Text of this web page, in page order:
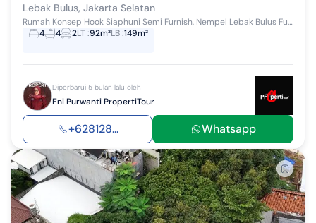
Lebak Bulus, Jakarta Selatan
Rumah Konsep Hook Siaphuni Semi Furnish, Nempel Lebak Bulus Full Bata Merah cluster exclusive ◦ Harga 2,7 M ⁃ Cicilan mulai 20 JT'an ⁃ Fre...
4
4 2LT:92m²LB:149m²
Diperbarui 5 bulan lalu oleh
Eni Purwanti PropertiTour
+628128... Whatsapp